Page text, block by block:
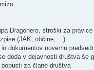
Dragonero, stroški za pravice
(JAK, občine, ...)
in dokumentov novemu
doda v dejavnosti društva še
za člane društva